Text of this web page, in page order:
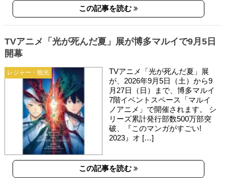
この記事を読む
レジャー・観光
TVアニメ「光が死んだ夏」展が博多マルイで9月5日
開幕
TVアニメ「光が死んだ夏」展
が、2026年9月5日（土）から9
月27日（日）まで、博多マルイ
7階イベントスペース「マルイ
ノアニメ」で開催されます。 シ
リーズ累計発行部数500万部突
破、『このマンガがすごい!
2023』オ […]
この記事を読む